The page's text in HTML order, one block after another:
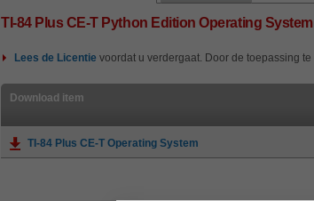
TI-84 Plus CE-T Python Edition Operating System
Lees de Licentie voordat u verdergaat. Door de toepassing
Download item
TI-84 Plus CE-T Operating System